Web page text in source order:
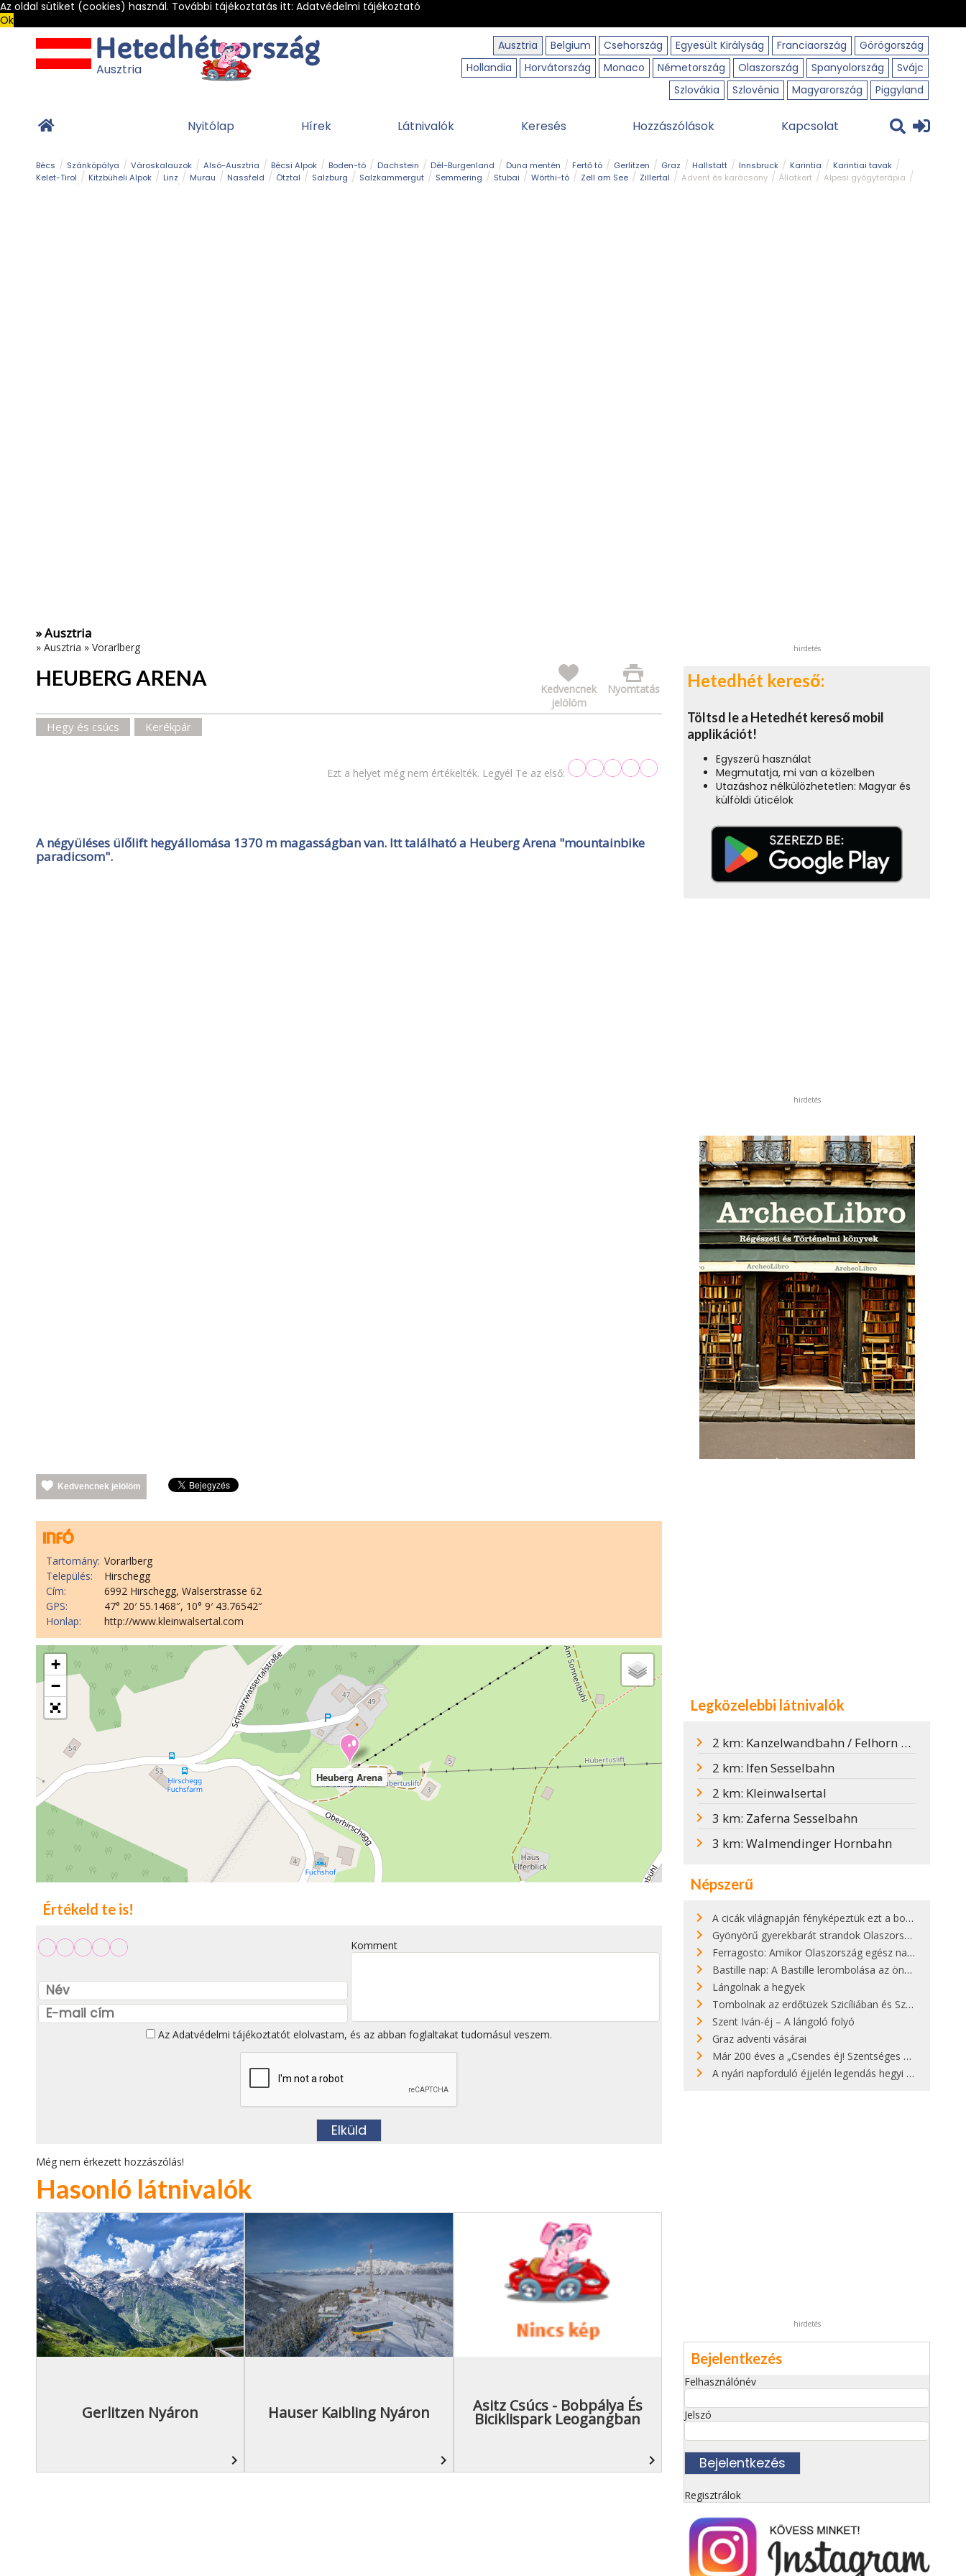
Az oldal sütiket (cookies) használ. További tájékoztatás itt: Adatvédelmi tájékoztató
Ok
Ausztria
Belgium Csehország Egyesült Királyság Franciaország
Görögország
Hollandia
Horvátország Monaco Németország Olaszország Spanyolország
Svájc
Szlovákia
Szlovénia Magyarország Piggyland
Ausztria
Nyitólap Hírek Látnivalók Keresés Hozzászólások Kapcsolat
Bécs Szánkópálya Városkalauzok Alsó-Ausztria Bécsi Alpok Boden-tó Dachstein Dél-Burgenland Duna mentén Fertő tó Gerlitzen Graz Hallstatt Innsbruck Karintia
Karintiai tavak
Kelet-Tirol
Kitzbüheli Alpok Linz Murau Nassfeld Ötztal Salzburg Salzkammergut Semmering Stubai Wörthi-tó Zell am See Zillertal Advent és karácsony Állatkert
Alpesi gyógyterápia
» Ausztria
» Ausztria » Vorarlberg
HEUBERG ARENA Nyomtatás
Kedvencnek
jelölöm
Hegy és csúcs Kerékpár
Ezt a helyet még nem értékelték. Legyél Te az első:
A négyüléses ülőlift hegyállomása 1370 m magasságban van. Itt található a Heuberg Arena "mountainbike
paradicsom".
Kedvencnek jelölöm
Tartomány: Vorarlberg
Település:
Hirschegg
Cím:
6992 Hirschegg, Walserstrasse 62
GPS:
47° 20′ 55.1468″, 10° 9′ 43.76542″
Honlap:
http://www.kleinwalsertal.com
Heuberg Arena
+
−
Értékeld te is!
Komment
Az Adatvédelmi tájékoztatót elolvastam, és az abban foglaltakat tudomásul veszem.
Még nem érkezett hozzászólás!
Hasonló látnivalók
Gerlitzen Nyáron
navigate_next
Hauser Kaibling Nyáron
navigate_next
Asitz Csúcs - Bobpálya És
Biciklispark Leogangban
navigate_next
hirdetés
Hetedhét kereső:
Töltsd le a Hetedhét kereső mobil
applikációt!
Egyszerű használat
Megmutatja, mi van a közelben
Utazáshoz nélkülözhetetlen: Magyar és
külföldi úticélok
hirdetés
Legközelebbi látnivalók
2 km: Kanzelwandbahn / Felhorn csúcs
2 km: Ifen Sesselbahn
2 km: Kleinwalsertal
3 km: Zaferna Sesselbahn
3 km: Walmendinger Hornbahn
Népszerű
A cicák világnapján fényképeztük ezt a bokor alatt hűsölő cicát Kisorosziban
Gyönyörű gyerekbarát strandok Olaszországban - megmutatjuk a 15 legjobbat
Ferragosto: Amikor Olaszország egész nap nyaral
Bastille nap: A Bastille lerombolása az önkényuralom végét jelentette
Lángolnak a hegyek
Tombolnak az erdőtüzek Szicíliában és Szardínián
Szent Iván-éj – A lángoló folyó
Graz adventi vásárai
Már 200 éves a „Csendes éj! Szentséges éj!”
A nyári napforduló éjjelén legendás hegyi tüzek világítják meg Zugspitzét
hirdetés
Bejelentkezés
Felhasználónév
Jelszó
Regisztrálok